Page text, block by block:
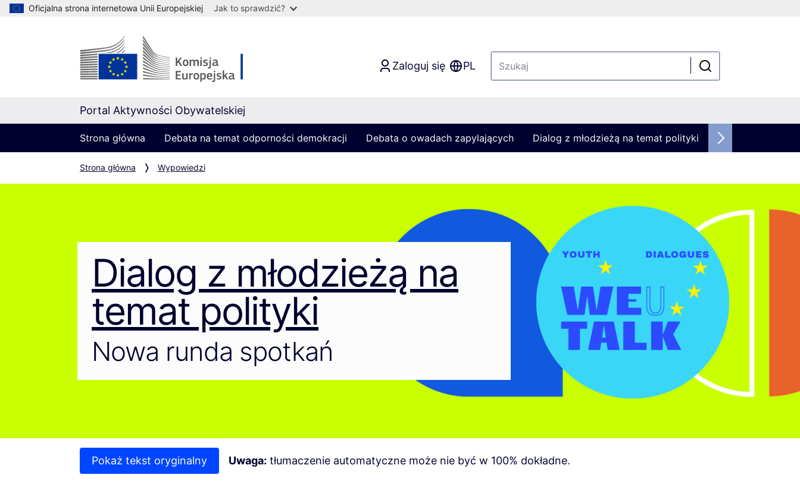
Oficjalna strona internetowa Unii Europejskiej Jak to sprawdzić?
Zaloguj się PL
Portal Aktywności Obywatelskiej
Strona główna Debata na temat odporności demokracji Debata o owadach zapylających Dialog z młodzieżą na temat polityki
Strona główna Wypowiedzi
Dialog z młodzieżą na
temat polityki
Nowa runda spotkań
Pokaż tekst oryginalny Uwaga: tłumaczenie automatyczne może nie być w 100% dokładne.